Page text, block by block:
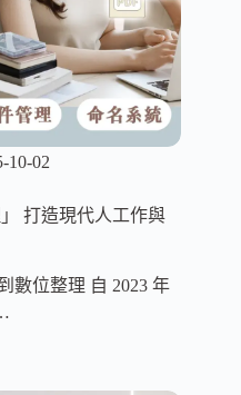
10-02
打造現代人工作與
數位整理 自 2023 年